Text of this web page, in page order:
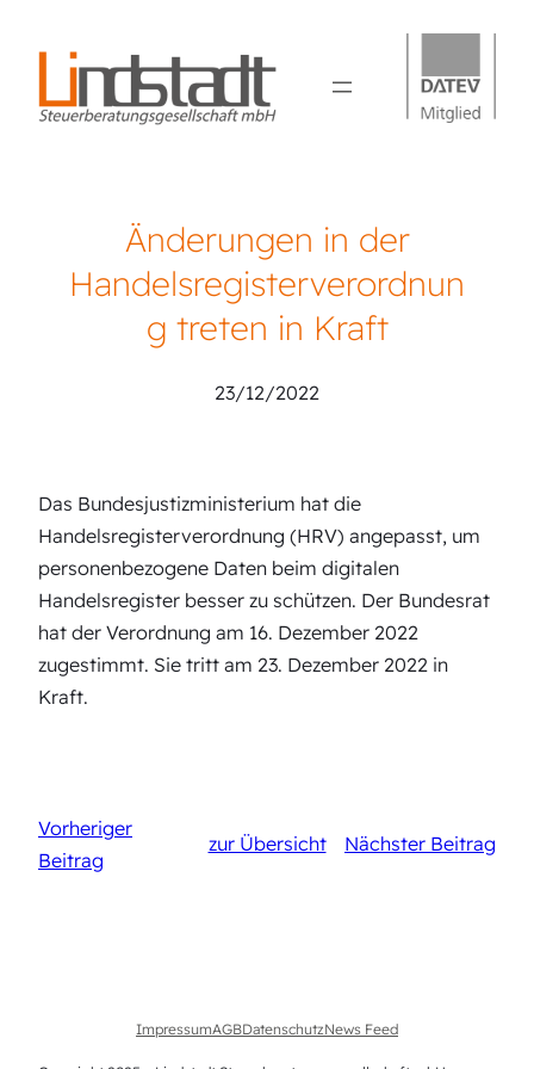
Änderungen in der
Handelsregisterverordnun
g treten in Kraft
23/12/2022
Das Bundesjustizministerium hat die
Handelsregisterverordnung (HRV) angepasst, um
personenbezogene Daten beim digitalen
Handelsregister besser zu schützen. Der Bundesrat
hat der Verordnung am 16. Dezember 2022
zugestimmt. Sie tritt am 23. Dezember 2022 in
Kraft.
Vorheriger
Beitrag
zur Übersicht Nächster Beitrag
ImpressumAGBDatenschutzNews Feed